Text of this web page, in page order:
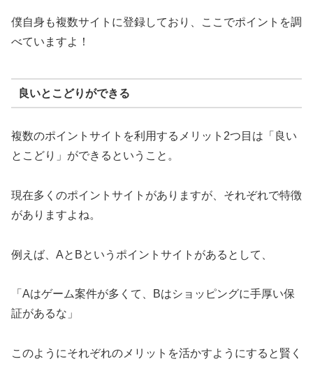
僕自身も複数サイトに登録しており、ここでポイントを調
べていますよ！
良いとこどりができる
複数のポイントサイトを利用するメリット2つ目は「良い
とこどり」ができるということ。
現在多くのポイントサイトがありますが、それぞれで特徴
がありますよね。
例えば、AとBというポイントサイトがあるとして、
「Aはゲーム案件が多くて、Bはショッピングに手厚い保
証があるな」
このようにそれぞれのメリットを活かすようにすると賢く